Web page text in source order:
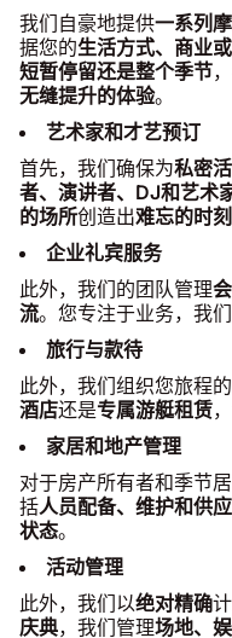
我们自豪地提供一系列
据您的生活方式、商业
短暂停留还是整个季节
无缝提升的体验。
艺术家和才艺预订
首先，我们确保为私密
者、演讲者、DJ和艺术
的场所创造出难忘的时刻
企业礼宾服务
此外，我们的团队管理
流。您专注于业务，我
旅行与款待
此外，我们组织您旅程
酒店还是专属游艇租赁
家居和地产管理
对于房产所有者和季节
括人员配备、维护和供
状态。
活动管理
此外，我们以绝对精确
庆典，我们管理场地、